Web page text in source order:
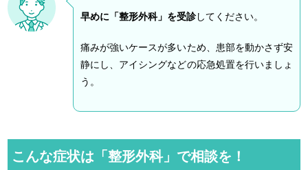
早めに「整形外科」を受診してください。
痛みが強いケースが多いため、患部を動かさず安
静にし、アイシングなどの応急処置を行いましょ
う。
こんな症状は「整形外科」で相談を！